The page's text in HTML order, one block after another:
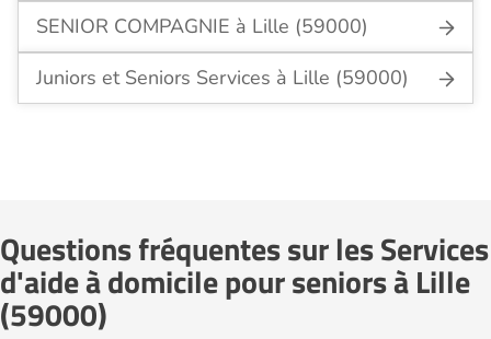
SENIOR COMPAGNIE à Lille (59000)
Juniors et Seniors Services à Lille (59000)
Questions fréquentes sur les Services
d'aide à domicile pour seniors à Lille
(59000)